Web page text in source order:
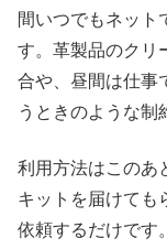
間いつでもネット
す。革製品のクリ
合や、昼間は仕事
うときのような制
利用方法はこのあ
キットを届けても
依頼するだけです。